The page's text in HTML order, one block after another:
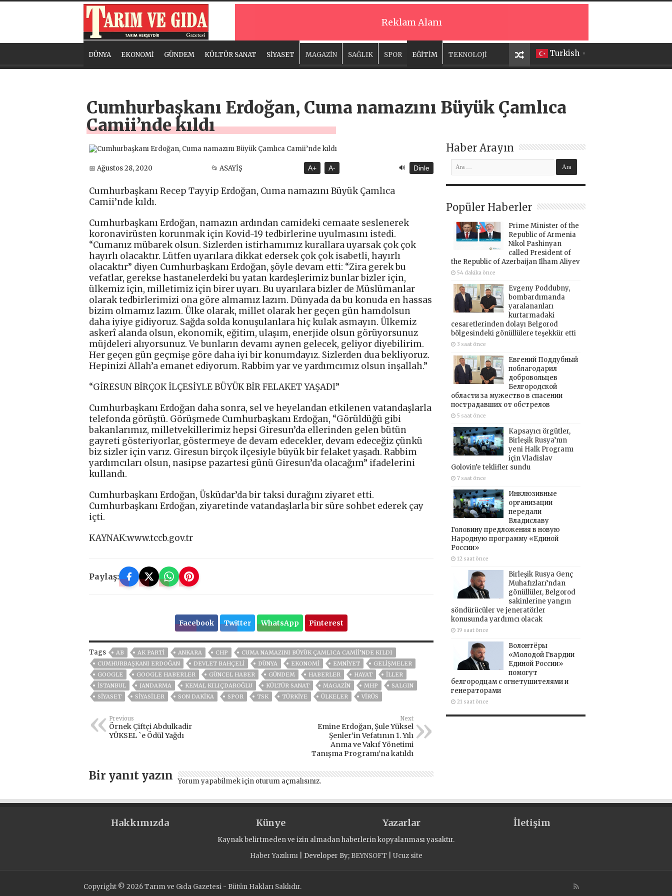
Reklam Alanı
Turkish ▼
DÜNYA EKONOMİ GÜNDEM KÜLTÜR SANAT SİYASET MAGAZİN SAĞLIK SPOR EĞİTİM TEKNOLOJİ
Cumhurbaşkanı Erdoğan, Cuma namazını Büyük Çamlıca
Camii’nde kıldı
📅 Ağustos 28, 2020 📂 ASAYİŞ A+ A- 🔊 Dinle
Cumhurbaşkanı Recep Tayyip Erdoğan, Cuma namazını Büyük Çamlıca
Camii’nde kıldı.
Cumhurbaşkanı Erdoğan, namazın ardından camideki cemaate seslenerek
koronavirüsten korunmak için Kovid-19 tedbirlerine uyulmasını istedi.
“Cumanız mübarek olsun. Sizlerden istirhamımız kurallara uyarsak çok çok
hayırlı olacaktır. Lütfen uyarılara dikkat edersek çok çok isabetli, hayırlı
olacaktır” diyen Cumhurbaşkanı Erdoğan, şöyle devam etti: “Zira gerek bu
vefatlar, gerekse hastanelerdeki bu yatan kardeşlerimiz bunlar bizler için,
ülkemiz için, milletimiz için birer uyarı. Bu uyarılara bizler de Müslümanlar
olarak tedbirlerimizi ona göre almamız lazım. Dünyada da bu konuda en hassas
bizim olmamız lazım. Ülke olarak, millet olarak her geçen gün hamdolsun
daha iyiye gidiyoruz. Sağda solda konuşulanlara hiç kulak asmayın. Ülkemiz
askerî alanda olsun, ekonomik, eğitim, ulaşım, enerjide olsun görüyorsunuz
müjdeleri alıyorsunuz. Ve bunların devamı aynen gelecek, geliyor diyebilirim.
Her geçen gün geçmişe göre daha iyi bir konumdayız. Sizlerden dua bekliyoruz.
Hepinizi Allah’a emanet ediyorum. Rabbim yar ve yardımcımız olsun inşallah.”
“GİRESUN BİRÇOK İLÇESİYLE BÜYÜK BİR FELAKET YAŞADI”
Cumhurbaşkanı Erdoğan daha sonra, sel ve heyelandan etkilenen vatandaşlarla
telefonda görüştü. Görüşmede Cumhurbaşkanı Erdoğan, “Görüldüğü gibi
bakanlarımız, milletvekillerimiz hepsi Giresun’da ellerinden gelen bütün
gayreti gösteriyorlar, göstermeye de devam edecekler, devam edeceğiz çünkü
biz sizler için varız. Giresun birçok ilçesiyle büyük bir felaket yaşadı. Rabbim
yardımcıları olsun, nasipse pazartesi günü Giresun’da olacağım” ifadelerini
kullandı.
Cumhurbaşkanı Erdoğan, Üsküdar’da bir taksi durağını ziyaret etti.
Cumhurbaşkanı Erdoğan, ziyaretinde vatandaşlarla bir süre sohbet ederek çay
içti.
KAYNAK:www.tccb.gov.tr
Paylaş:
Facebook Twitter WhatsApp Pinterest
Tags AB AK PARTİ ANKARA CHP
CUMA NAMAZINI BÜYÜK ÇAMLICA CAMII’NDE KILDI
CUMHURBAŞKANI ERDOĞAN
DEVLET BAHÇELİ DÜNYA EKONOMİ EMNİYET
GELIŞMELER
GOOGLE
GOOGLE HABERLER GÜNCEL HABER GÜNDEM HABERLER HAYAT
İLLER
ISTANBUL
JANDARMA KEMAL KILIÇDAROĞLU KÜLTÜR SANAT MAGAZİN MHP
SALGIN
SİYASET
SİYASİLER SON DAKIKA SPOR TSK TÜRKİYE ÜLKELER VIRÜS
Previous
Örnek Çiftçi Abdulkadir
YÜKSEL `e Ödül Yağdı
Next
Emine Erdoğan, Şule Yüksel
Şenler’in Vefatının 1. Yılı
Anma ve Vakıf Yönetimi
Tanışma Programı’na katıldı
Bir yanıt yazın Yorum yapabilmek için oturum açmalısınız.
Haber Arayın
Popüler Haberler
Prime Minister of the
Republic of Armenia
Nikol Pashinyan
called President of
the Republic of Azerbaijan Ilham Aliyev
54 dakika önce
Evgeny Poddubny,
bombardımanda
yaralananları
kurtarmadaki
cesaretlerinden dolayı Belgorod
bölgesindeki gönüllülere teşekkür etti
3 saat önce
Евгений Поддубный
поблагодарил
добровольцев
Белгородской
области за мужество в спасении
пострадавших от обстрелов
5 saat önce
Kapsayıcı örgütler,
Birleşik Rusya’nın
yeni Halk Programı
için Vladislav
Golovin’e teklifler sundu
7 saat önce
Инклюзивные
организации
передали
Владиславу
Головину предложения в новую
Народную программу «Единой
России»
12 saat önce
Birleşik Rusya Genç
Muhafızları’ndan
gönüllüler, Belgorod
sakinlerine yangın
söndürücüler ve jeneratörler
konusunda yardımcı olacak
19 saat önce
Волонтёры
«Молодой Гвардии
Единой России»
помогут
белгородцам с огнетушителями и
генераторами
21 saat önce
Hakkımızda Künye Yazarlar İletişim
Kaynak belirtmeden ve izin almadan haberlerin kopyalanması yasaktır.
Haber Yazılımı| Developer By; BEYNSOFT Ucuz site
Copyright © 2026 Tarım ve Gıda Gazetesi - Bütün Hakları Saklıdır.